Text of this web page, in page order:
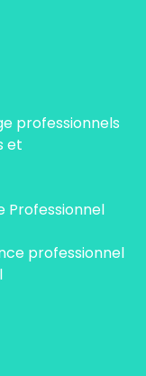
professionnels
et
Professionnel
professionnel